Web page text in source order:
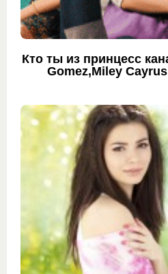
Кто ты из принцесс
Gomez,Miley